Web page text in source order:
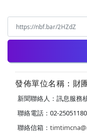
發佈單位名稱：財
新聞聯絡人：訊息服務
聯絡電話：02-25051180
聯絡信箱：